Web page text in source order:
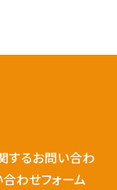
するお問い合わ
わせフォーム